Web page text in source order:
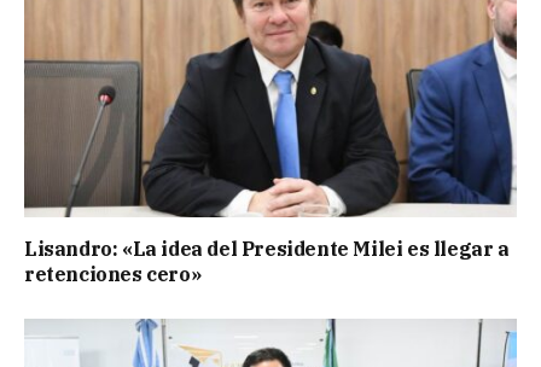
Lisandro: «La idea del Presidente Milei es llegar a
retenciones cero»